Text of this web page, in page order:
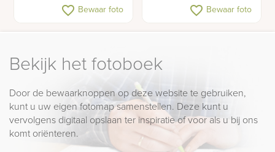
Grafsteen met kruis in
lettersteenfavorite_border Bewaar foto Hartvorm grafsteen
favorite_border Bewaar foto
Bekijk het fotoboek
Door de bewaarknoppen op deze website te gebruiken,
kunt u uw eigen fotomap samenstellen. Deze kunt u
vervolgens digitaal opslaan ter inspiratie of voor als u bij ons
komt oriënteren.